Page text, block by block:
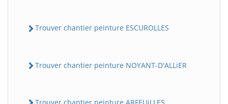
Trouver chantier peinture ESCUROLLES
Trouver chantier peinture NOYANT-D'ALLiER